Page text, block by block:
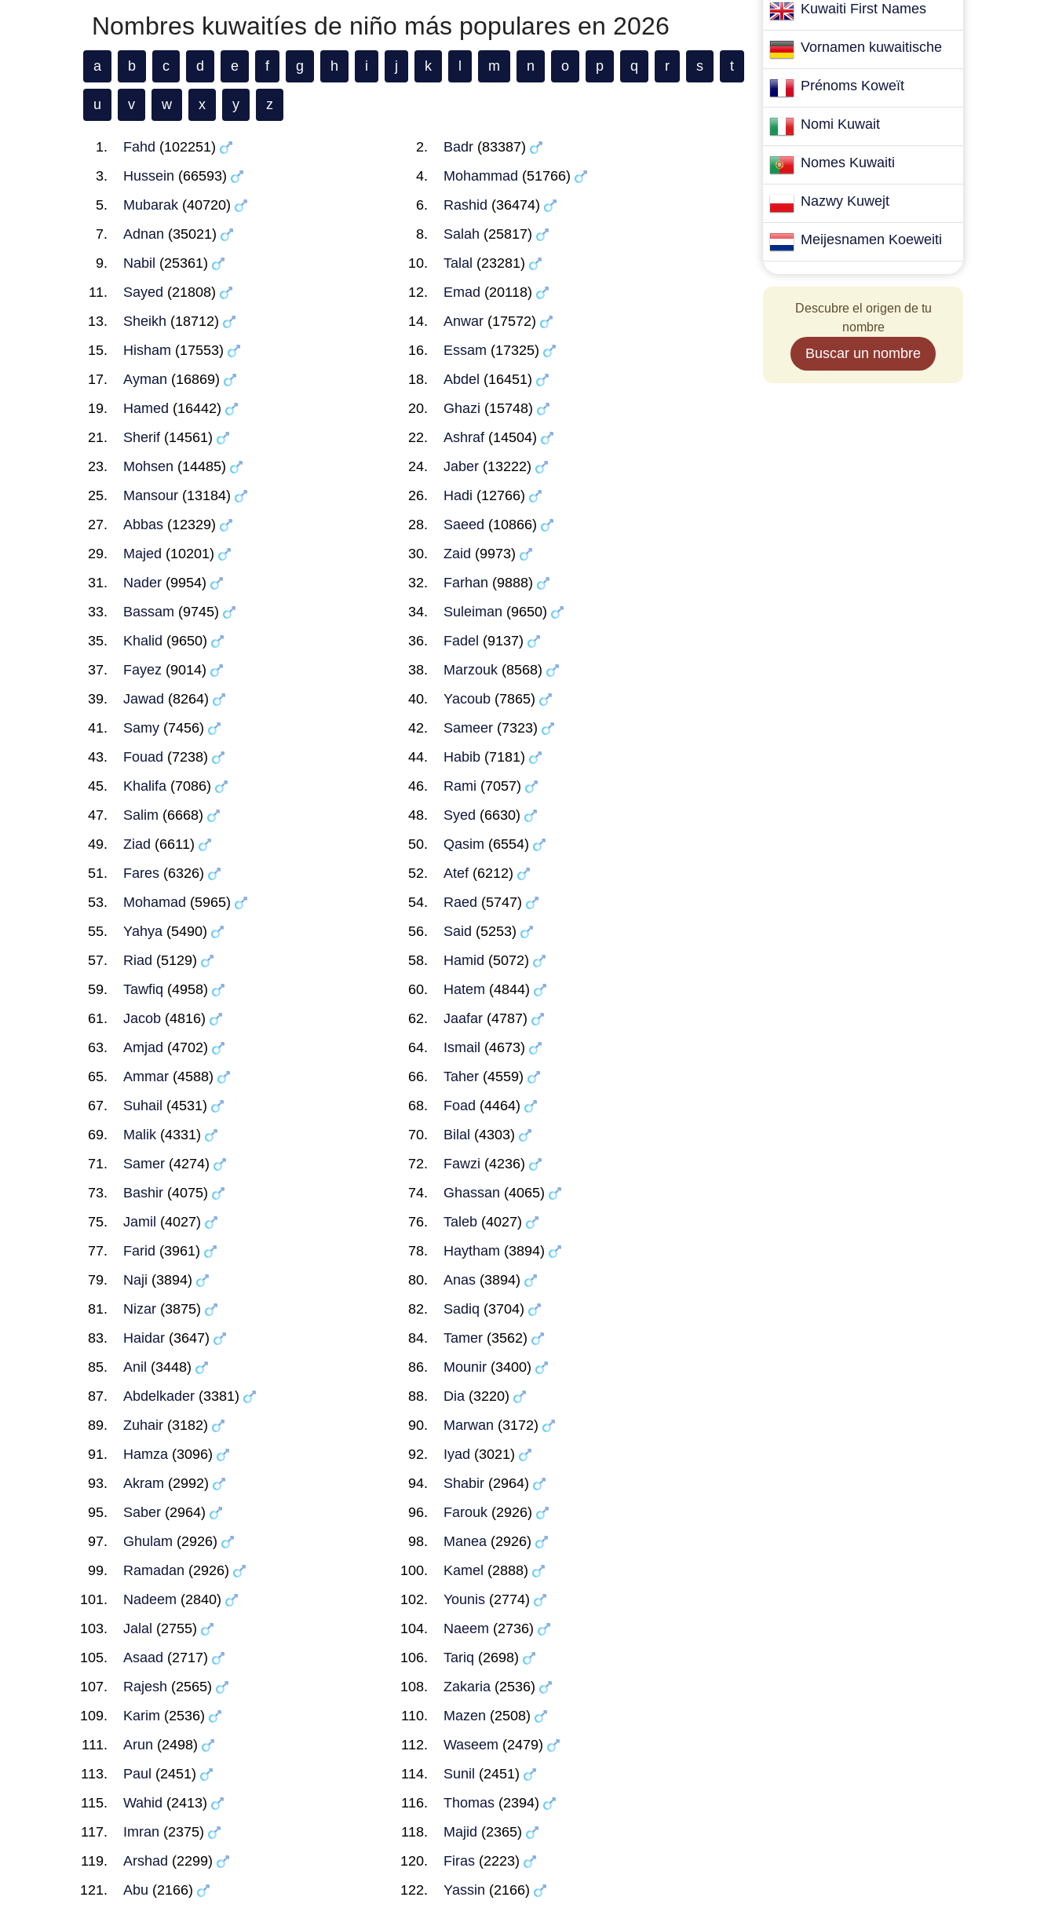
Nombres kuwaitíes de niño más populares en 2026
a b c d e f g h i j k m n o p q r s t
u v w x y z
Fahd (102251) Badr(83387)
Hussein (66593) Mohammad (51766)
Mubarak (40720) Rashid (36474)
Adnan (35021) Salah (25817)
Nabil (25361) Talal (23281)
Sayed (21808) Emad (20118)
Sheikh (18712) Anwar(17572)
Hisham (17553) Essam (17325)
Ayman (16869) Abdel (16451)
Hamed (16442) Ghazi (15748)
Sherif (14561) Ashraf(14504)
Mohsen (14485) Jaber(13222)
Mansour (13184) Hadi (12766)
Abbas (12329) Saeed (10866)
Majed (10201) Zaid (9973)
Nader (9954) Farhan (9888)
Bassam (9745) Suleiman (9650)
Khalid (9650) Fadel (9137)
Fayez (9014) Marzouk(8568)
Jawad (8264) Yacoub(7865)
Samy (7456) Sameer(7323)
Fouad (7238) Habib(7181)
Khalifa (7086) Rami (7057)
Salim (6668) Syed (6630)
Ziad (6611) Qasim (6554)
Fares (6326) Atef(6212)
Mohamad (5965) Raed (5747)
Yahya (5490) Said (5253)
Riad (5129) Hamid (5072)
Tawfiq (4958) Hatem (4844)
Jacob (4816) Jaafar(4787)
Amjad (4702) Ismail (4673)
Ammar (4588) Taher(4559)
Suhail (4531) Foad (4464)
Malik (4331) Bilal (4303)
Samer (4274) Fawzi (4236)
Bashir (4075) Ghassan (4065)
Jamil (4027) Taleb(4027)
Farid (3961) Haytham (3894)
Naji (3894) Anas(3894)
Nizar (3875) Sadiq (3704)
Haidar (3647) Tamer(3562)
Anil (3448) Mounir(3400)
Abdelkader (3381) Dia(3220)
Zuhair (3182) Marwan (3172)
Hamza (3096) Iyad (3021)
Akram (2992) Shabir(2964)
Saber (2964) Farouk(2926)
Ghulam (2926) Manea(2926)
Ramadan (2926) Kamel (2888)
Nadeem (2840) Younis(2774)
Jalal (2755) Naeem (2736)
Asaad (2717) Tariq (2698)
Rajesh (2565) Zakaria(2536)
Karim (2536) Mazen (2508)
Arun (2498) Waseem (2479)
Paul (2451) Sunil (2451)
Wahid (2413) Thomas(2394)
Imran (2375) Majid (2365)
Arshad (2299) Firas(2223)
Abu (2166) Yassin (2166)
Kuwaiti First Names
Vornamen kuwaitische
Prénoms Koweït
Nomi Kuwait
Nomes Kuwaiti
Nazwy Kuwejt
Meijesnamen Koeweiti
Descubre el origen de tu
nombre
Buscar un nombre